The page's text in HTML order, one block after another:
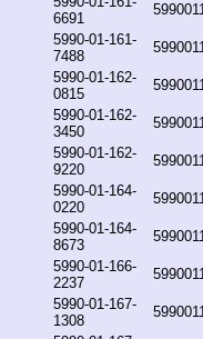
6691
5990-01-161-
7488
5990-01-162-
0815
5990-01-162-
3450
5990-01-162-
9220
5990-01-164-
0220
5990-01-164-
8673
5990-01-166-
2237
5990-01-167-
1308